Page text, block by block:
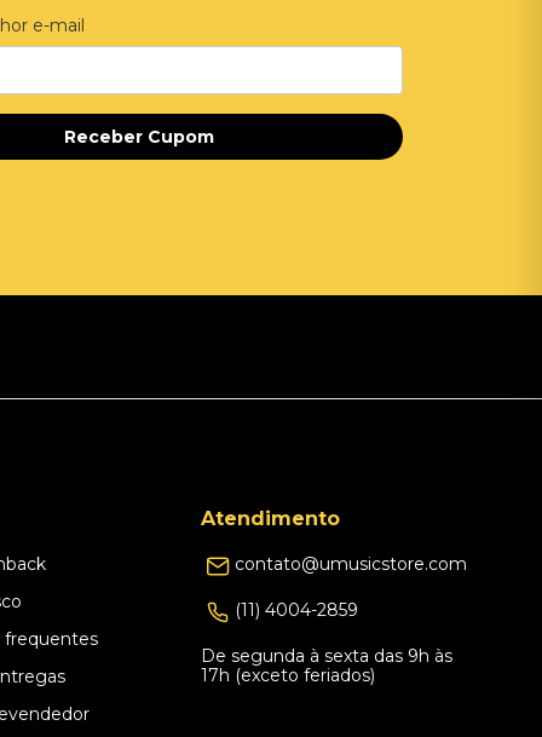
e-mail
Receber Cupom
frequentes
Atendimento
contato@umusicstore.com
(11) 4004-2859
De segunda à sexta das 9h às
17h (exceto feriados)